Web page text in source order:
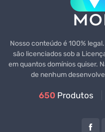
Nosso conteúdo é 100%
são licenciados sob a
em quantos domínios quiser.
de nenhum
650 Produtos